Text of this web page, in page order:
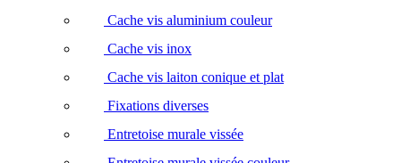
Cache vis aluminium couleur
Cache vis inox
Cache vis laiton conique et plat
Fixations diverses
Entretoise murale vissée